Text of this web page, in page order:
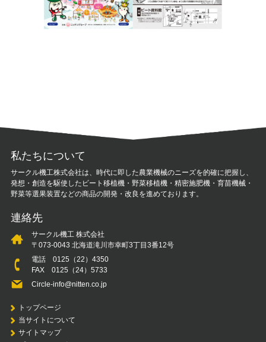
私たちについて
サークル機工株式会社は、時代に即した農業機械のニーズを的確に把握し、
発想・創造を駆使したビート移植機・野菜移植機・精密施肥機・育苗機械・
野菜等選果装置などの商品の開発・改良を進めております。
連絡先
サークル機工 株式会社
〒073-0043 北海道滝川市幸町3丁目3番12号
電話 0125（22）4350
FAX 0125（24）5733
Circle-info@nitten.co.jp
トップページ
当サイトについて
サイトマップ